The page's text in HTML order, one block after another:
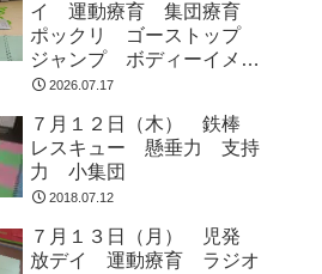
イ 運動療育 集団療育
ポックリ ゴーストップ
ジャンプ ボディーイメー
ジ 2026.07.17
７月１２日（木） 鉄棒
レスキュー 懸垂力 支持
力 小集団
2018.07.12
７月１３日（月） 児発
放デイ 運動療育 ラジオ